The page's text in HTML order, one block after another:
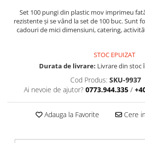
Set 100 pungi din plastic mov imprimeu
rezistente și se vând la set de 100 buc. Sunt
cadouri de mici dimensiuni, catering,
STOC EPUIZAT
Durata de livrare: Livrare din stoc
Cod Produs: SKU-9937
Ai nevoie de ajutor? 0773.944.335 /
Adauga la Favorite Cere